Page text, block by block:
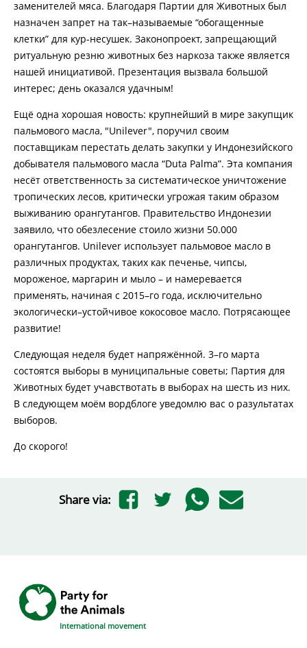
заменителей мяса. Благодаря Партии для Животных был
назначен запрет на так–называемые “обогащенные
клетки” для кур-несушек. Законопроект, запрещающий
ритуальную резню животных без наркоза также является
нашей инициативой. Презентация вызвала большой
интерес; день оказался удачным!
Ещё одна хорошая новость: крупнейший в мире закупщик
пальмового масла, "Unilever", поручил своим
поставщикам перестать делать закупки у Индонезийского
добывателя пальмового масла “Duta Palma”. Эта компания
несёт ответственность за систематическое уничтожение
тропических лесов, критически угрожая таким образом
выживанию орангутангов. Правительство Индонезии
заявило, что обезлесение стоило жизни 50.000
орангутангов. Unilever использует пальмовое масло в
различных продуктах, таких как печенье, чипсы,
мороженое, маргарин и мыло – и намеревается
применять, начиная с 2015–го года, исключительно
экологически–устойчивое кокосовое масло. Потрясающее
развитие!
Следующая неделя будет напряжённой. 3–го марта
состоятся выборы в муниципальные советы; Партия для
Животных будет учавствотать в выборах на шесть из них.
В следующем моём вордблоге уведомлю вас о разультатах
выборов.
До скорого!
Share via:
International movement